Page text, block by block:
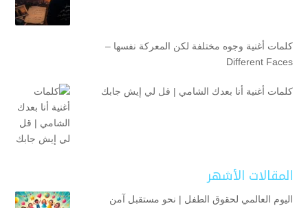
كلمات أغنية وجوه مختلفة لكن المعركة نفسها –
Different Faces
كلمات أغنية أنا بعدك الشامي | قل لي إيش جابك
المقالات الأشهر
اليوم العالمي لحقوق الطفل | نحو مستقبل آمن